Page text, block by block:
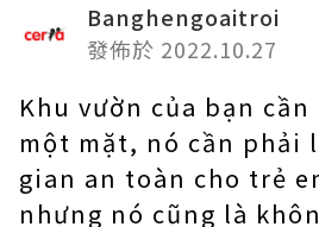
Banghengoaitroi
發佈於 2022.10.27
Khu vườn của bạn
một mặt, nó cần phải
gian an toàn cho trẻ
nhưng nó cũng là